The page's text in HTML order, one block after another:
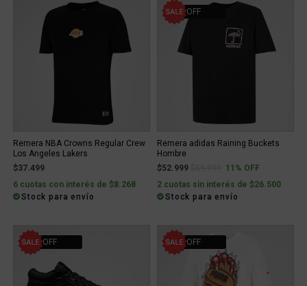
Remera NBA Crowns Regular Crew
Los Angeles Lakers
$37.499
6 cuotas con interés de $8.268
Stock para envío
11% OFF
Remera adidas Raining Buckets
Hombre
$52.999
Price reduced from
to11% OFF
2 cuotas sin interés de $26.500
Stock para envío
30% OFF 22% OFF